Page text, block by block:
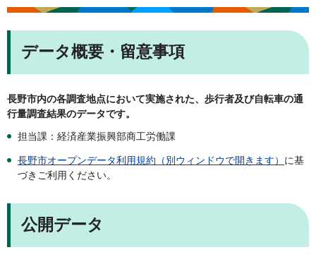
データ概要・留意事項
長野市内の各調査地点において実施された、歩行者及び自転車の通
行量調査結果のデータです。
担当課：経済産業振興部商工労働課
長野市オープンデータ利用規約（別ウィンドウで開きます） に基
づきご利用ください。
公開データ